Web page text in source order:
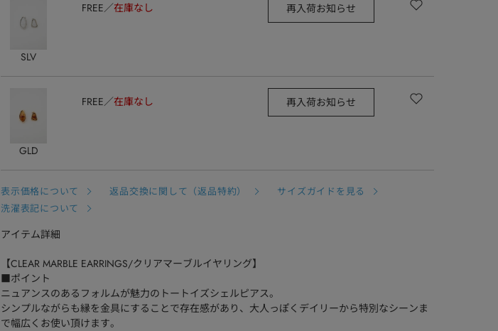
SLV
FREE 在庫なし 再入荷お知らせ
GLD
FREE 在庫なし 再入荷お知らせ
表示価格について 返品交換に関して（返品特約）
サイズガイドを見る
洗濯表記について
アイテム詳細
【CLEAR MARBLE EARRINGS/クリアマーブルイヤリング】
■ポイント
ニュアンスのあるフォルムが魅力のトートイズシェルピアス。
シンプルながらも縁を金具にすることで存在感があり、大人っぽくデイリーから特別なシーンま
で幅広くお使い頂けます。